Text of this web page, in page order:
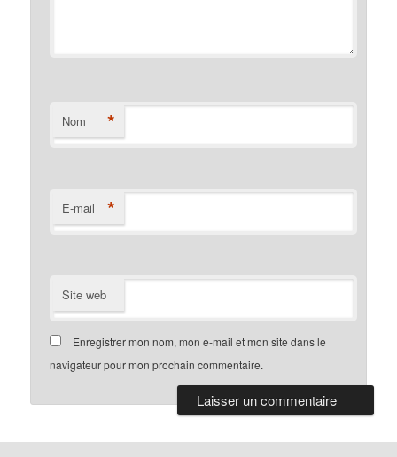
Nom *
E-mail *
Site web
Enregistrer mon nom, mon e-mail et mon site dans le
navigateur pour mon prochain commentaire.